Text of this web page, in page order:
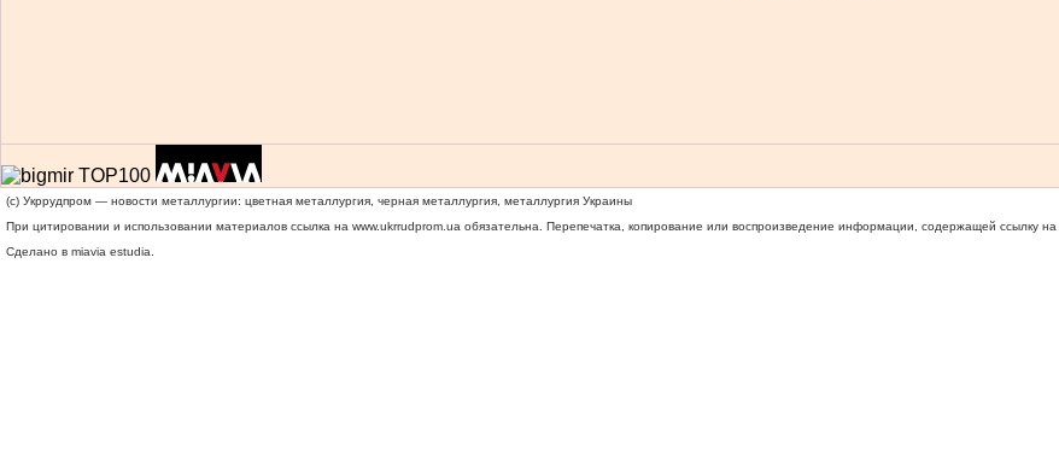
(c) Укррудпром — новости металлургии: цветная металлургия, черная металлургия, металлургия Украины
При цитировании и использовании материалов ссылка на www.ukrrudprom.ua обязательна. Перепечатка, копирование или воспроизведение информации, содержащей ссылку
Сделано в miavia estudia.